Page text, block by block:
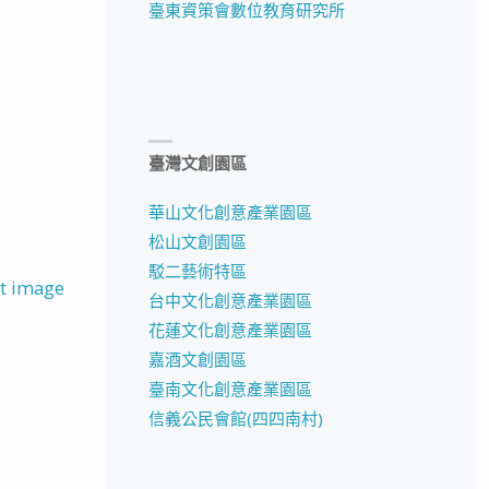
image
臺東資策會數位教育研究所
臺灣文創園區
華山文化創意產業園區
松山文創園區
駁二藝術特區
台中文化創意產業園區
花蓮文化創意產業園區
嘉酒文創園區
臺南文化創意產業園區
信義公民會館(四四南村)